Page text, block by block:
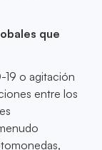
que
19 o agitación
entre los